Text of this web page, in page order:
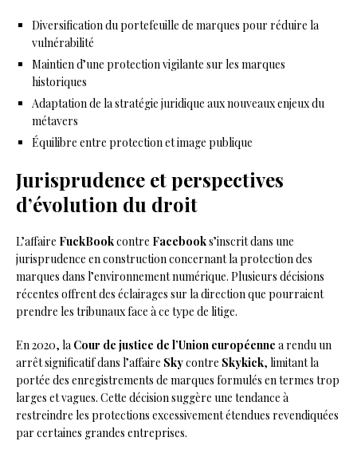
Diversification du portefeuille de marques pour réduire la
vulnérabilité
Maintien d’une protection vigilante sur les marques
historiques
Adaptation de la stratégie juridique aux nouveaux enjeux du
métavers
Équilibre entre protection et image publique
Jurisprudence et perspectives
d’évolution du droit
L’affaire FuckBookcontre Facebooks’inscrit dans une
jurisprudence en construction concernant la protection des
marques dans l’environnement numérique. Plusieurs décisions
récentes offrent des éclairages sur la direction que pourraient
prendre les tribunaux face à ce type de litige.
En 2020, la Cour de justice de l’Union européenne a rendu un
arrêt significatif dans l’affaire Skycontre Skykick, limitant la
portée des enregistrements de marques formulés en termes trop
larges et vagues. Cette décision suggère une tendance à
restreindre les protections excessivement étendues revendiquées
par certaines grandes entreprises.